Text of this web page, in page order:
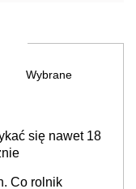
Wybrane
się nawet 18
Co rolnik